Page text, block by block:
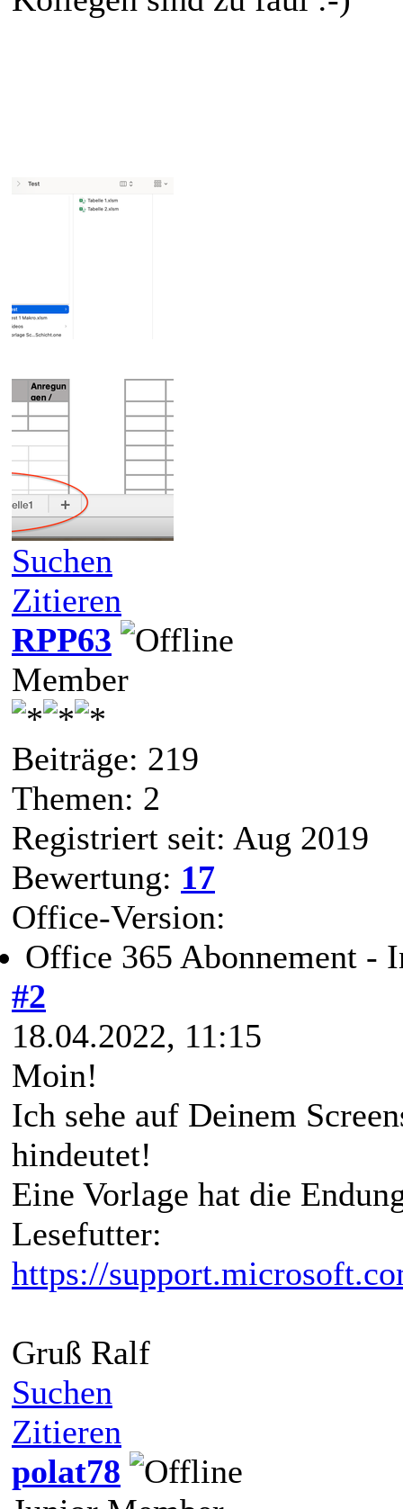
Suchen
Zitieren
RPP63
Member
Beiträge: 219
Themen: 2
Registriert seit: Aug 2019
Bewertung: 17
Office-Version:
Office 365 Abonnement -
#2
18.04.2022, 11:15
Moin!
Ich sehe auf Deinem
hindeutet!
Eine Vorlage hat die
Lesefutter:
https://
Gruß Ralf
Suchen
Zitieren
polat78